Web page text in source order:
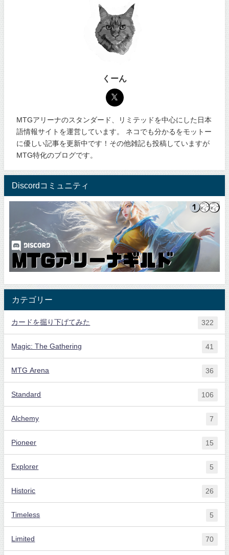
くーん
MTGアリーナのスタンダード、リミテッドを中心にした日本
語情報サイトを運営しています。 ネコでも分かるをモットー
に優しい記事を更新中です！その他雑記も投稿していますが
MTG特化のブログです。
Discordコミュニティ
カテゴリー
カードを掘り下げてみた 322
Magic: The Gathering 41
MTG Arena 36
Standard 106
Alchemy 7
Pioneer 15
Explorer 5
Historic 26
Timeless 5
Limited 70